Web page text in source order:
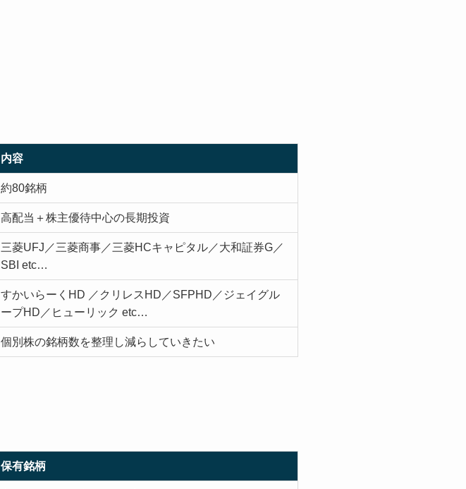
内容
約80銘柄
高配当＋株主優待中心の長期投資
三菱UFJ／三菱商事／三菱HCキャピタル／大和証券G／
SBI etc…
すかいらーくHD ／クリレスHD／SFPHD／ジェイグル
ープHD／ヒューリック etc…
個別株の銘柄数を整理し減らしていきたい
保有銘柄